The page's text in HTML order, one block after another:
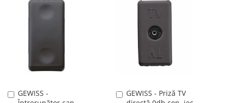
COMPARARE
LISTA
DE
DORINTE
COMPARARE
GEWISS -
Adauga
GEWISS - Priză TV
Adauga